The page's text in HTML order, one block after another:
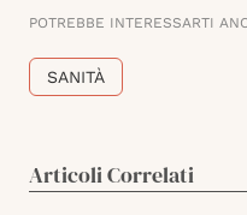
POTREBBE INTERESSARTI
SANITÀ
Articoli Correlati